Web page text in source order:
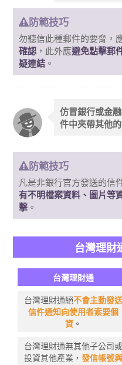
防範技巧
勿聽信此種郵件的要脅，
確認 ，此外應避免點擊郵
疑連結 。
仿冒銀行或金
件中夾帶其他
防範技巧
凡是非銀行官方發送的信
有不明檔案資料、圖片等
擊 。
台灣理財
台灣理財通
台灣理財通絕不會主動發送
信件通知向使用者索要個
資 。
台灣理財通無其他子公司或
投資其他產業， 發信帳號與